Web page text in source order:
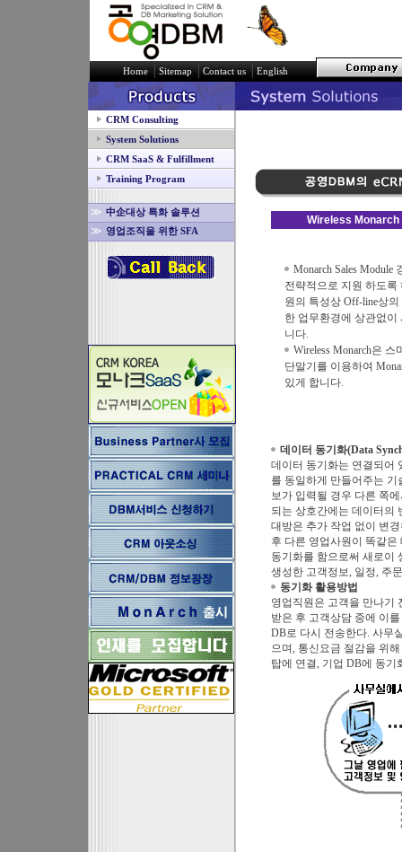
Home │Sitemap│Contact us│English
CRM Consulting
System Solutions
CRM SaaS & Fulfillment
Training Program
≫ 中企대상 특화 솔루션
≫ 영업조직을 위한 SFA
Wireless Monarch
Monarch Sales
전략적으로 지원 하도
원의 특성상 Off-line상
한 업무환경에 상관없
니다.
Wireless Monarch은
단말기를 이용하여
있게 합니다.
데이터 동기화(Data
데이터 동기화는 연결되어
를 동일하게 만들어주는
보가 입력될 경우 다른 쪽
되는 상호간에는 데이터의
대방은 추가 작업 없이 변
후 다른 영업사원이 똑같
동기화를 함으로써 새로이
생성한 고객정보, 일정, 주
동기화 활용방법
영업직원은 고객을 만나기
받은 후 고객상담 중에 이
DB로 다시 전송한다. 사무
으며, 통신요금 절감을 위
탑에 연결, 기업 DB에 동기